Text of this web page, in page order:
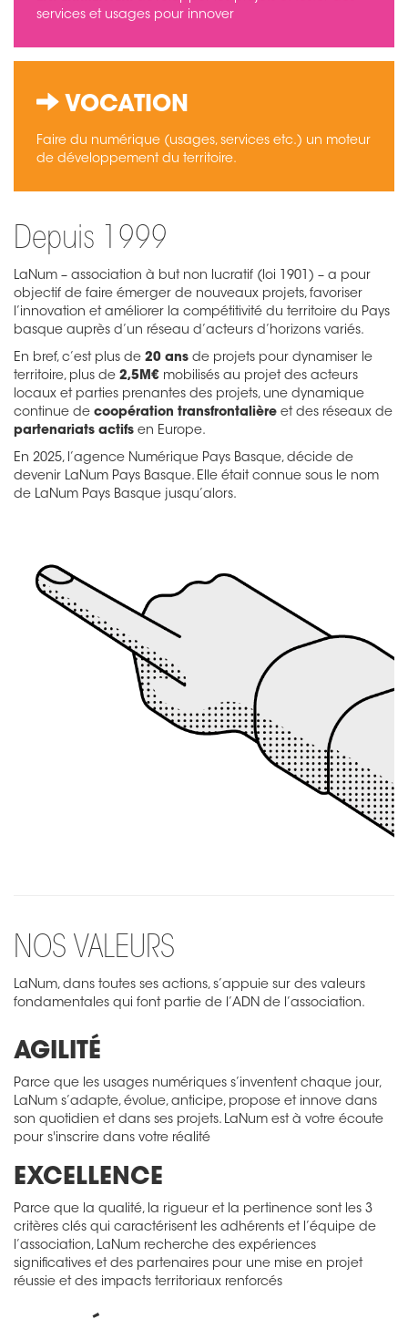
services et usages pour innover
VOCATION
Faire du numérique (usages, services etc.) un moteur
de développement du territoire.
Depuis 1999
LaNum – association à but non lucratif (loi 1901) – a pour
objectif de faire émerger de nouveaux projets, favoriser
l’innovation et améliorer la compétitivité du territoire du Pays
basque auprès d’un réseau d’acteurs d’horizons variés.
En bref, c’est plus de 20 ans de projets pour dynamiser le
territoire, plus de 2,5M€ mobilisés au projet des acteurs
locaux et parties prenantes des projets, une dynamique
continue de coopération transfrontalière et des réseaux de
partenariats actifs en Europe.
En 2025, l’agence Numérique Pays Basque, décide de
devenir LaNum Pays Basque. Elle était connue sous le nom
de LaNum Pays Basque jusqu’alors.
NOS VALEURS
LaNum, dans toutes ses actions, s’appuie sur des valeurs
fondamentales qui font partie de l’ADN de l’association.
AGILITÉ
Parce que les usages numériques s’inventent chaque jour,
LaNum s’adapte, évolue, anticipe, propose et innove dans
son quotidien et dans ses projets. LaNum est à votre écoute
pour s'inscrire dans votre réalité
EXCELLENCE
Parce que la qualité, la rigueur et la pertinence sont les 3
critères clés qui caractérisent les adhérents et l’équipe de
l’association, LaNum recherche des expériences
significatives et des partenaires pour une mise en projet
réussie et des impacts territoriaux renforcés